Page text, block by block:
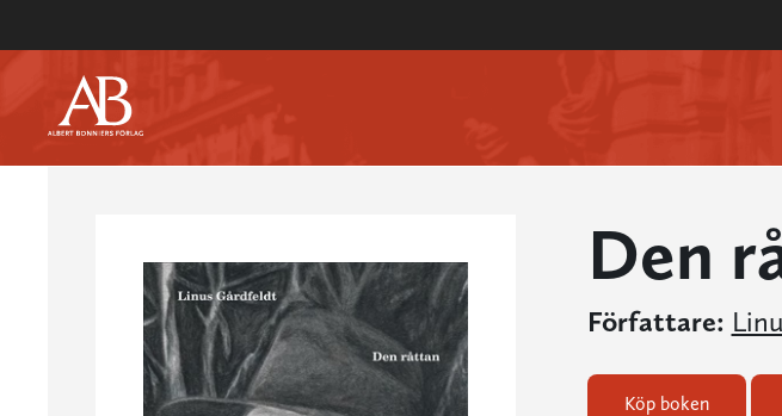
Den
Författare:
Köp boken